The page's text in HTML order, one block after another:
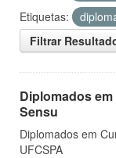
Etiquetas:
Filtrar
Diplomados
Sensu
Diplomados em
UFCSPA